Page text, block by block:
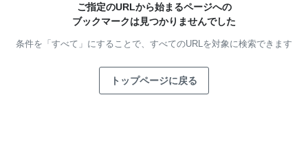
ご指定のURLから始まるページへの
ブックマークは見つかりませんでした
条件を「すべて」にすることで、 すべてのURLを対象に検索できます
トップページに戻る